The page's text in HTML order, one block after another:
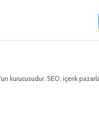
kurucusudur. SEO, içerik